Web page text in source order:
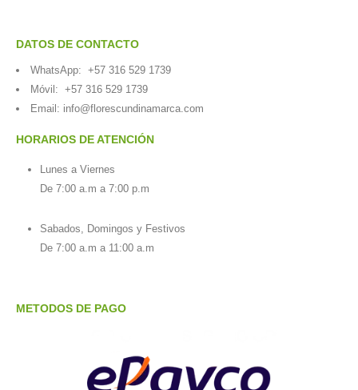
DATOS DE CONTACTO
WhatsApp: +57 316 529 1739
Móvil: +57 316 529 1739
Email: info@florescundinamarca.com
HORARIOS DE ATENCIÓN
Lunes a Viernes
De 7:00 a.m a 7:00 p.m
Sabados, Domingos y Festivos
De 7:00 a.m a 11:00 a.m
METODOS DE PAGO